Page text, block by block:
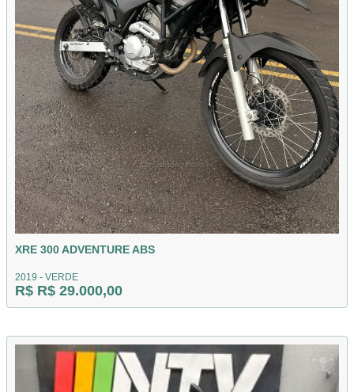
XRE 300 ADVENTURE ABS
2019 - VERDE
R$ R$ 29.000,00